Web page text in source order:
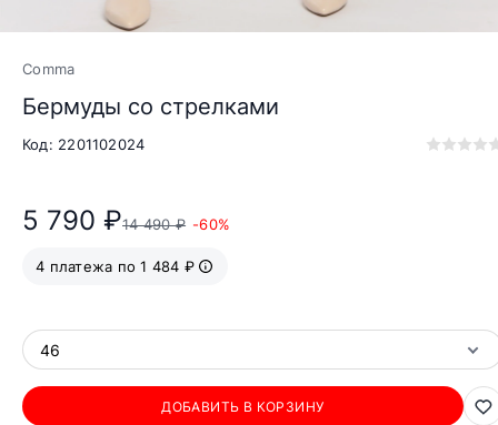
Comma
Бермуды со стрелками
Код: 2201102024
5 790 ₽14 490 ₽ -60%
4 платежа по 1 484 ₽
46
ДОБАВИТЬ В КОРЗИНУ